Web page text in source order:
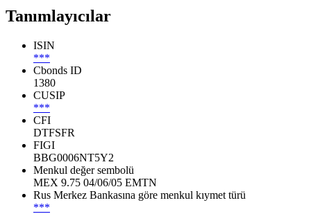
Tanımlayıcılar
ISIN
***
Cbonds ID
1380
CUSIP
***
CFI
DTFSFR
FIGI
BBG0006NT5Y2
Menkul değer sembolü
MEX 9.75 04/06/05 EMTN
Rus Merkez Bankasına göre menkul kıymet türü
***